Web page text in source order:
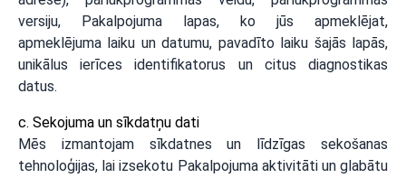
versiju, Pakalpojuma lapas, ko jūs apmeklējat,
apmeklējuma laiku un datumu, pavadīto laiku šajās lapās,
unikālus ierīces identifikatorus un citus diagnostikas
datus.
c. Sekojuma un sīkdatņu dati
Mēs izmantojam sīkdatnes un līdzīgas sekošanas
tehnoloģijas, lai izsekotu Pakalpojuma aktivitāti un glabātu